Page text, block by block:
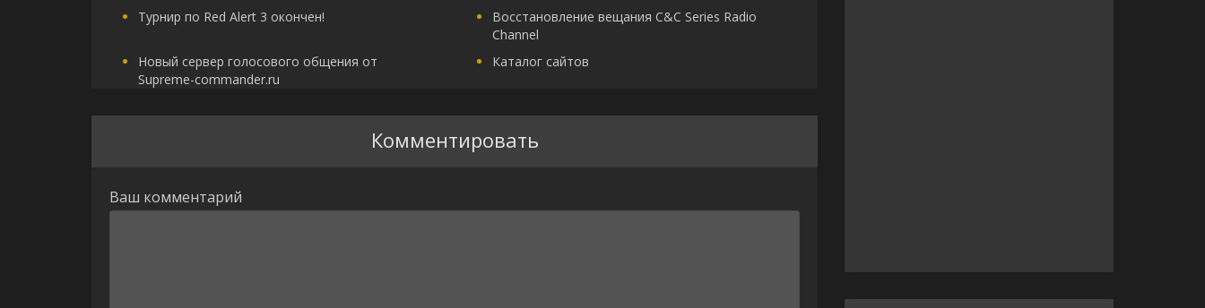
Турнир по Red Alert 3 окончен!
Восстановление вещания C&C Series Radio
Channel
Новый сервер голосового общения от
Supreme-commander.ru
Каталог сайтов
Комментировать
Ваш комментарий